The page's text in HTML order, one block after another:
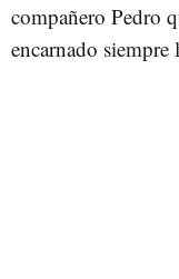
compañero Pedro
encarnado siempre